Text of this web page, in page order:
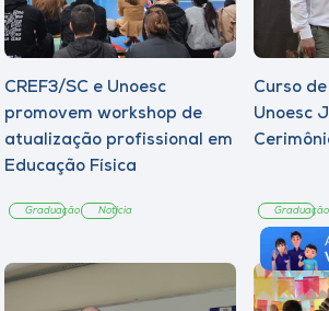
CREF3/SC e Unoesc
promovem workshop de
atualização profissional em
Educação Física
Graduação Notícia
Curso
Unoesc
Graduação